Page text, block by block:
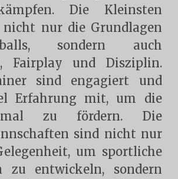
Die Kleinsten
nur die Grundlagen
sondern auch
Fairplay und Disziplin.
sind engagiert und
Erfahrung mit, um die
zu fördern. Die
sind nicht nur
um sportliche
zu entwickeln, sondern